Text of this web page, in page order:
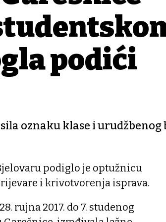
podići
oznaku klase i urudžbenog
podiglo je optužnicu
i krivotvorenja isprava.
rujna 2017. do 7. studenog